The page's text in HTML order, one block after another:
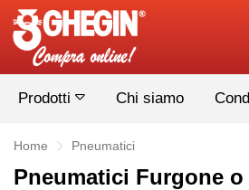
Prodotti Chi siamo
Home Pneumatici
Pneumatici Furgone o